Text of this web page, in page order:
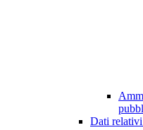
Dati